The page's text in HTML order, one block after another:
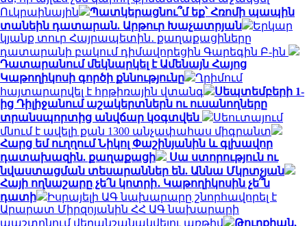
Ուկրաինային
Պատկերացնու՞մ եք՝ Հռոմի պապին
տանեին դատարան. Արթուր Խաչատրյան
Երկար
կյանք տուր Հայրապետին․ քաղաքացիները
դատարանի բակում դիմավորեցին Գարեգին Բ-ին
Դատարանում մեկնարկել է Ամենայն Հայոց
Կաթողիկոսի գործի քննությունը
Ղրիմում
հայտարարվել է հրթիռային վտանգ
Սեպտեմբերի 1-
ից Դիլիջանում աշակերտներն ու ուսանողները
տրանսպորտից անվճար կօգտվեն
Սեուտայում
մնում է ավելի քան 1300 անչափահաս միգրանտ
Հարց եմ ուղղում Նիկոլ Փաշինյանին և գլխավոր
դատախազին. քաղաքացի
Սա ստորություն ու
նվաստացման տեսարաններ են. Աննա Մկրտչյան
Հայի ողնաշարը չե՛ն կոտրի․ Կաթողիկոսին չե՞ն
դատի
Իսրայելի ԱԳ նախարարը շնորհավորել է
Արարատ Միրզոյանին ՀՀ ԱԳ նախարարի
պաշտոնում վերանշանակվելու առթիվ
Թուրքիան,